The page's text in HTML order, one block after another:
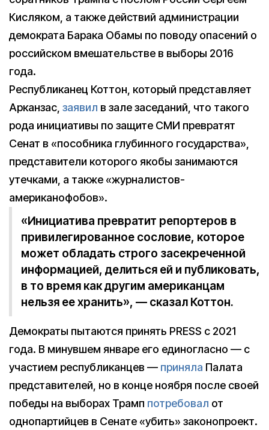
Кисляком, а также действий администрации
демократа Барака Обамы по поводу опасений о
российском вмешательстве в выборы 2016
года.
Республиканец Коттон, который представляет
Арканзас, заявил в зале заседаний, что такого
рода инициативы по защите СМИ превратят
Сенат в «пособника глубинного государства»,
представители которого якобы занимаются
утечками, а также «журналистов-
американофобов».
«Инициатива превратит репортеров в
привилегированное сословие, которое
может обладать строго засекреченной
информацией, делиться ей и публиковать,
в то время как другим американцам
нельзя ее хранить», — сказал Коттон.
Демократы пытаются принять PRESS с 2021
года. В минувшем январе его единогласно — с
участием республиканцев — приняла Палата
представителей, но в конце ноября после своей
победы на выборах Трамп потребовал от
однопартийцев в Сенате «убить» законопроект.